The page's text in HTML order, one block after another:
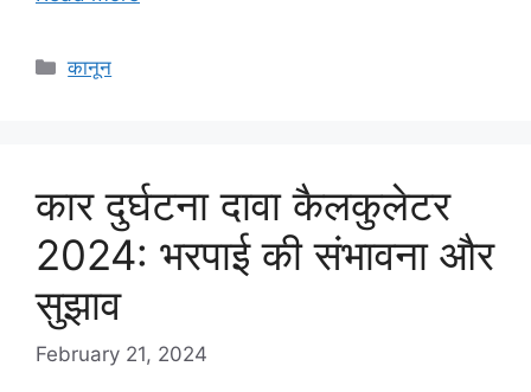
Categories
कानून
कार दुर्घटना दावा कैलकुलेटर
2024: भरपाई की संभावना और
सुझाव
February 21, 2024